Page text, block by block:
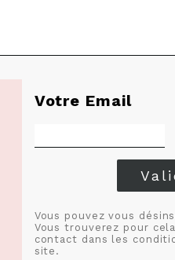
Votre Email
Vous pouvez vous
Vous trouverez pour
contact dans les
site.